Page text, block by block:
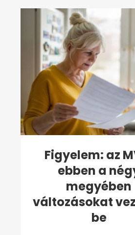
Figyelem: az
ebben a
megyében
változásokat
be